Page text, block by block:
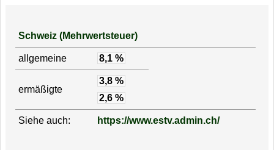
Schweiz (Mehrwertsteuer)
allgemeine 8,1 %
ermäßigte
3,8 %
2,6 %
Siehe auch: https://www.estv.admin.ch/